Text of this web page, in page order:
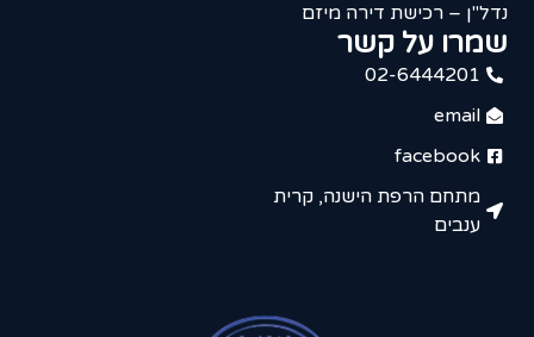
נדל"ן – רכישת דירה מיזם
שמרו על קשר
02-6444201
email
facebook
מתחם הרפת הישנה, קרית
ענבים